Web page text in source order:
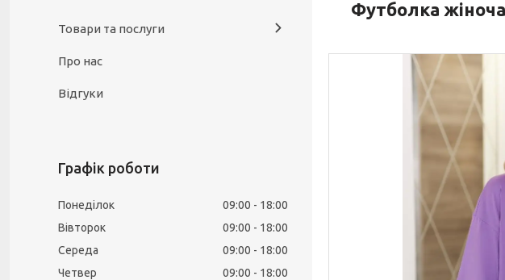
Футболка
Товари та послуги
Про нас
Відгуки
Графік роботи
Понеділок 09:00
18:00
Вівторок
09:00
18:00
Середа
09:00
18:00
Четвер
09:00
18:00